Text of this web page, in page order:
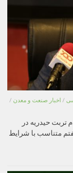
/ اخبار صنعت و معدن /
تربت حیدریه در
۱۴۰۵ و برنامه هفتم متناسب با شرایط